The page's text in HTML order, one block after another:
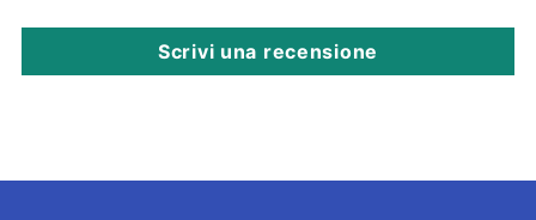
Scrivi una recensione